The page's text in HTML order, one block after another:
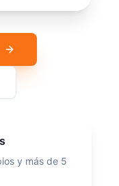
y más de 5